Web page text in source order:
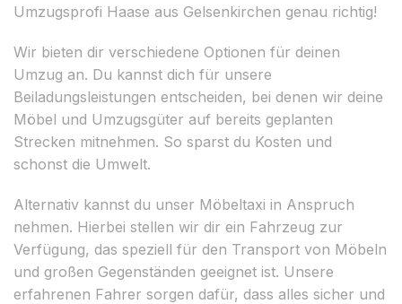
Umzugsprofi Haase aus Gelsenkirchen genau richtig!
Wir bieten dir verschiedene Optionen für deinen
Umzug an. Du kannst dich für unsere
Beiladungsleistungen entscheiden, bei denen wir deine
Möbel und Umzugsgüter auf bereits geplanten
Strecken mitnehmen. So sparst du Kosten und
schonst die Umwelt.
Alternativ kannst du unser Möbeltaxi in Anspruch
nehmen. Hierbei stellen wir dir ein Fahrzeug zur
Verfügung, das speziell für den Transport von Möbeln
und großen Gegenständen geeignet ist. Unsere
erfahrenen Fahrer sorgen dafür, dass alles sicher und